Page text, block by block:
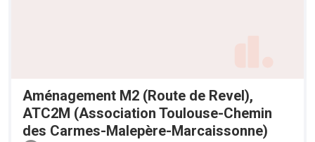
Aménagement M2 (Route de Revel),
ATC2M (Association Toulouse-Chemin
des Carmes-Malepère-Marcaissonne)